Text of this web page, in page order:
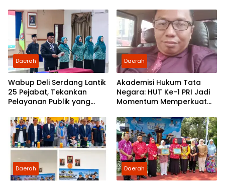
Partai Demokrat Sumut
Daerah
Wabup Deli Serdang Lantik
25 Pejabat, Tekankan
Pelayanan Publik yang
Daerah
Akademisi Hukum Tata
Negara: HUT Ke-1 PRI Jadi
Momentum Memperkuat
Pengabdian kepada
Rakyat
Daerah Daerah